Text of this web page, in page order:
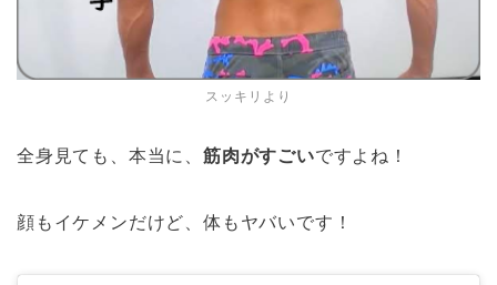
スッキリより
全身見ても、本当に、 筋肉がすごいですよね！
顔もイケメンだけど、体もヤバいです！